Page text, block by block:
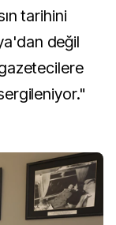
tarihini
değil